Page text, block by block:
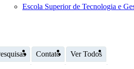
Escola Superior de Tecnologia e
Contato Ver Todos